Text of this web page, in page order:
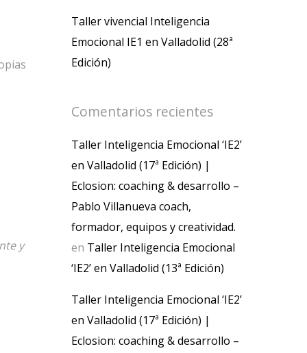
y
Taller vivencial Inteligencia
Emocional IE1 en Valladolid (28ª
Edición)
Comentarios recientes
Taller Inteligencia Emocional ‘IE2’
en Valladolid (17ª Edición) |
Eclosion: coaching & desarrollo –
Pablo Villanueva coach,
formador, equipos y creatividad.
en Taller Inteligencia Emocional
‘IE2’ en Valladolid (13ª Edición)
Taller Inteligencia Emocional ‘IE2’
en Valladolid (17ª Edición) |
Eclosion: coaching & desarrollo –